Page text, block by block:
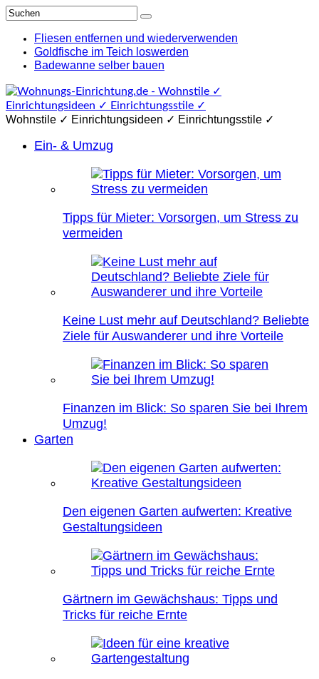
Fliesen entfernen und wiederverwenden
Goldfische im Teich loswerden
Badewanne selber bauen
Wohnstile ✓ Einrichtungsideen ✓ Einrichtungsstile ✓
Ein- & Umzug
Tipps für Mieter: Vorsorgen, um Stress zu
vermeiden
Keine Lust mehr auf Deutschland? Beliebte
Ziele für Auswanderer und ihre Vorteile
Finanzen im Blick: So sparen Sie bei Ihrem
Umzug!
Garten
Den eigenen Garten aufwerten: Kreative
Gestaltungsideen
Gärtnern im Gewächshaus: Tipps und
Tricks für reiche Ernte